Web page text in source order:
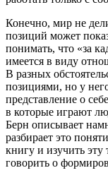
Конечно, мир не
позиций может
понимать, что «за
имеется в виду
В разных
позициями, но у
представление о
в которые играют
Берн описывает
разбирает это
книгу и изучить
говорить о